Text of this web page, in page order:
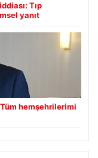
Tıp
yanıt
hemşehrilerimi